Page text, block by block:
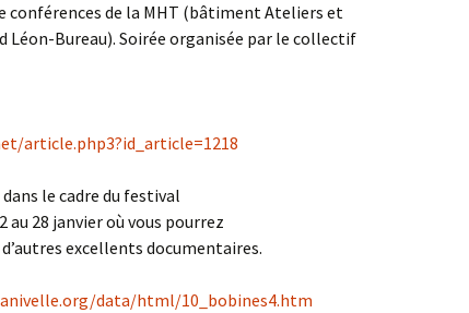
conférences de la MHT (bâtiment Ateliers et
Léon-Bureau). Soirée organisée par le collectif
article.php3?id_article=1218
le cadre du festival
au 28 janvier où vous pourrez
excellents documentaires.
data/html/10_bobines4.htm